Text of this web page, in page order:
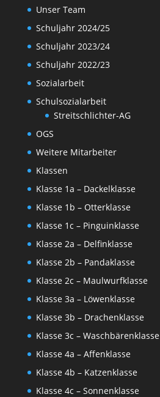
Unser Team
Schuljahr 2024/25
Schuljahr 2023/24
Schuljahr 2022/23
Sozialarbeit
Schulsozialarbeit
Streitschlichter-AG
OGS
Weitere Mitarbeiter
Klassen
Klasse 1a – Dackelklasse
Klasse 1b – Otterklasse
Klasse 1c – Pinguinklasse
Klasse 2a – Delfinklasse
Klasse 2b – Pandaklasse
Klasse 2c – Maulwurfklasse
Klasse 3a – Löwenklasse
Klasse 3b – Drachenklasse
Klasse 3c – Waschbärenklasse
Klasse 4a – Affenklasse
Klasse 4b – Katzenklasse
Klasse 4c – Sonnenklasse